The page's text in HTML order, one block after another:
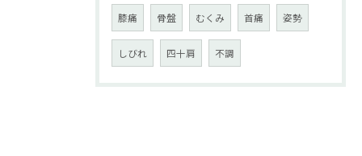
膝痛 骨盤 むくみ 首痛 姿勢
しびれ 四十肩 不調